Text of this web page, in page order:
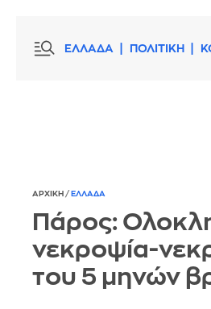
ΕΛΛΑΔΑ ΠΟΛΙΤΙΚΗ
ΑΡΧΙΚΗ / ΕΛΛΑΔΑ
Πάρος:
νεκροψία-
του 5 μηνών